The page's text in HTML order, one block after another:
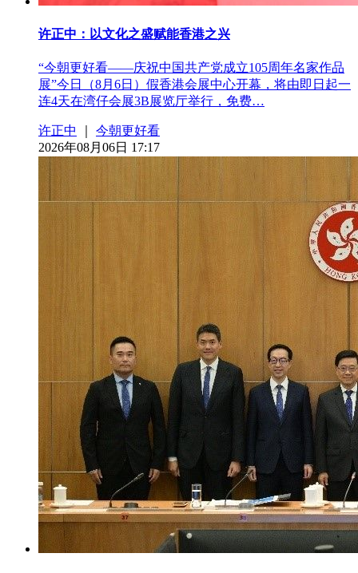
许正中：以文化之盛赋能香港之兴
“今朝更好看——庆祝中国共产党成立105周年名家作品
展”今日（8月6日）假香港会展中心开幕，将由即日起一
连4天在湾仔会展3B展览厅举行，免费…
许正中
今朝更好看
2026年08月06日 17:17